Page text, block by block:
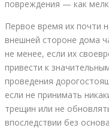
повреждения — как
Первое время их почти
внешней стороне дома
не менее, если их
привести к
проведения
если не принимать
трещин или не
впоследствии без